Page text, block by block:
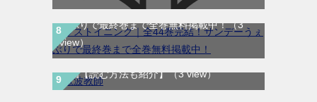
ラストイニング｜全44巻完結！サンデーう
ぇぶりで最終巻まで全巻無料掲載中！（3
view）
電波教師 感想レビュー｜rawで探す人向けに
オタク教師の型破りなやり方が意外と刺さる
理由【読む方法も紹介】（3 view）
妹先生 渚｜全5巻完結！サンデーうぇぶりで